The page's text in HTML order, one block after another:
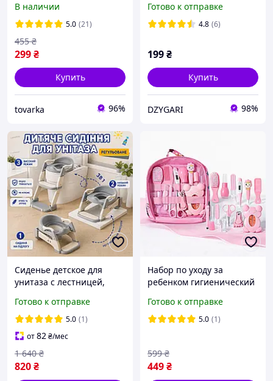
В наличии
5.0 (21)
299₴
455 ₴
Купить
tovarka 96%
уход за ногтями
младенца, зеленый
Готово к отправке
4.8 (6)
199₴
Купить
DZYGARI 98%
Сиденье детское для
унитаза с лестницей,
унитаз для малышей с
ручками, подставка-
приставка детская
Готово к отправке
5.0 (1)
от82₴/мес
820₴
1 640 ₴
Набор по уходу за
ребенком гигиенический
набор в роддом Pink (14
шт)
Готово к отправке
5.0 (1)
449₴
599 ₴